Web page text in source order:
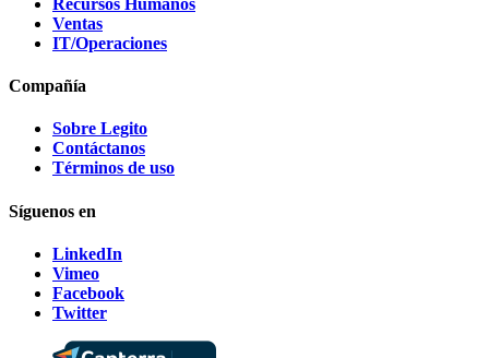
Recursos Humanos
Ventas
IT/Operaciones
Compañía
Sobre Legito
Contáctanos
Términos de uso
Síguenos en
LinkedIn
Vimeo
Facebook
Twitter